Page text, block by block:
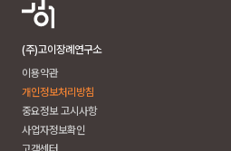
(주)고이장례연구소
이용약관
개인정보처리방침
중요정보 고시사항
사업자정보확인